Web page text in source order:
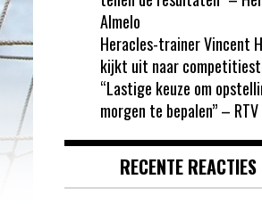
Almelo
Heracles-trainer Vincent
kijkt uit naar
“Lastige keuze om
morgen te bepalen” –
RECENTE REACTIES